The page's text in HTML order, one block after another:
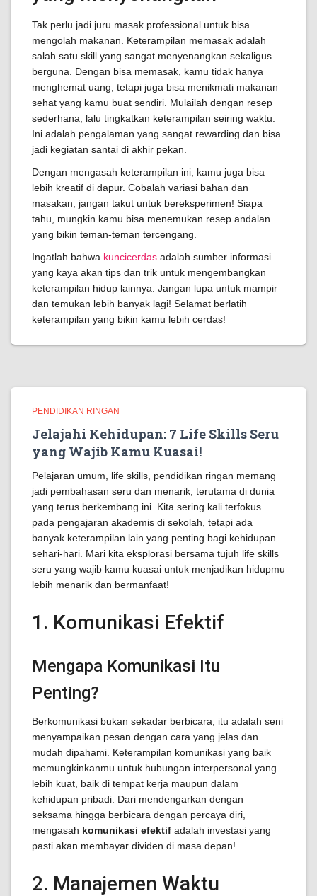
Tak perlu jadi juru masak professional untuk bisa
mengolah makanan. Keterampilan memasak adalah
salah satu skill yang sangat menyenangkan sekaligus
berguna. Dengan bisa memasak, kamu tidak hanya
menghemat uang, tetapi juga bisa menikmati makanan
sehat yang kamu buat sendiri. Mulailah dengan resep
sederhana, lalu tingkatkan keterampilan seiring waktu.
Ini adalah pengalaman yang sangat rewarding dan bisa
jadi kegiatan santai di akhir pekan.
Dengan mengasah keterampilan ini, kamu juga bisa
lebih kreatif di dapur. Cobalah variasi bahan dan
masakan, jangan takut untuk bereksperimen! Siapa
tahu, mungkin kamu bisa menemukan resep andalan
yang bikin teman-teman tercengang.
Ingatlah bahwa kuncicerdas adalah sumber informasi
yang kaya akan tips dan trik untuk mengembangkan
keterampilan hidup lainnya. Jangan lupa untuk mampir
dan temukan lebih banyak lagi! Selamat berlatih
keterampilan yang bikin kamu lebih cerdas!
PENDIDIKAN RINGAN
Jelajahi Kehidupan: 7 Life Skills Seru
yang Wajib Kamu Kuasai!
Pelajaran umum, life skills, pendidikan ringan memang
jadi pembahasan seru dan menarik, terutama di dunia
yang terus berkembang ini. Kita sering kali terfokus
pada pengajaran akademis di sekolah, tetapi ada
banyak keterampilan lain yang penting bagi kehidupan
sehari-hari. Mari kita eksplorasi bersama tujuh life skills
seru yang wajib kamu kuasai untuk menjadikan hidupmu
lebih menarik dan bermanfaat!
1. Komunikasi Efektif
Mengapa Komunikasi Itu
Penting?
Berkomunikasi bukan sekadar berbicara; itu adalah seni
menyampaikan pesan dengan cara yang jelas dan
mudah dipahami. Keterampilan komunikasi yang baik
memungkinkanmu untuk hubungan interpersonal yang
lebih kuat, baik di tempat kerja maupun dalam
kehidupan pribadi. Dari mendengarkan dengan
seksama hingga berbicara dengan percaya diri,
mengasah komunikasi efektif adalah investasi yang
pasti akan membayar dividen di masa depan!
2. Manajemen Waktu